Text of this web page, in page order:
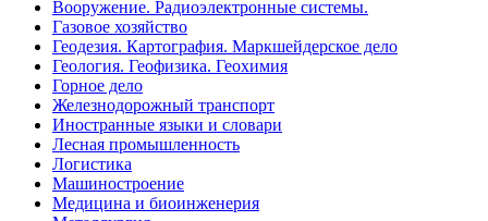
Вооружение. Радиоэлектронные системы.
Газовое хозяйство
Геодезия. Картография. Маркшейдерское дело
Геология. Геофизика. Геохимия
Горное дело
Железнодорожный транспорт
Иностранные языки и словари
Лесная промышленность
Логистика
Машиностроение
Медицина и биоинженерия